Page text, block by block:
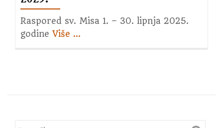
Raspored sv. Misa 1. – 30. lipnja 2025.
godine Više about
lipanj
…